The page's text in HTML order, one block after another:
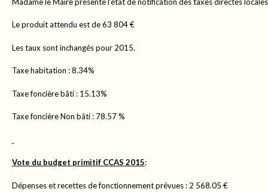
Le produit attendu est de 63 804 €
Les taux sont inchangés pour 2015.
Taxe habitation : 8.34%
Taxe foncière bâti : 15.13%
Taxe foncière Non bâti : 78.57 %
Vote du budget primitif CCAS 2015:
Dépenses et recettes de fonctionnement prévues : 2 568.05 €